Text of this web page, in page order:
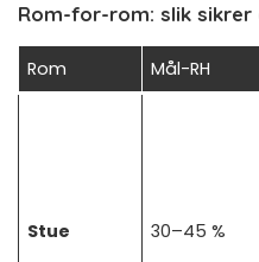
Rom-for-rom: slik
Rom Mål-RH
Stue 30–45 %